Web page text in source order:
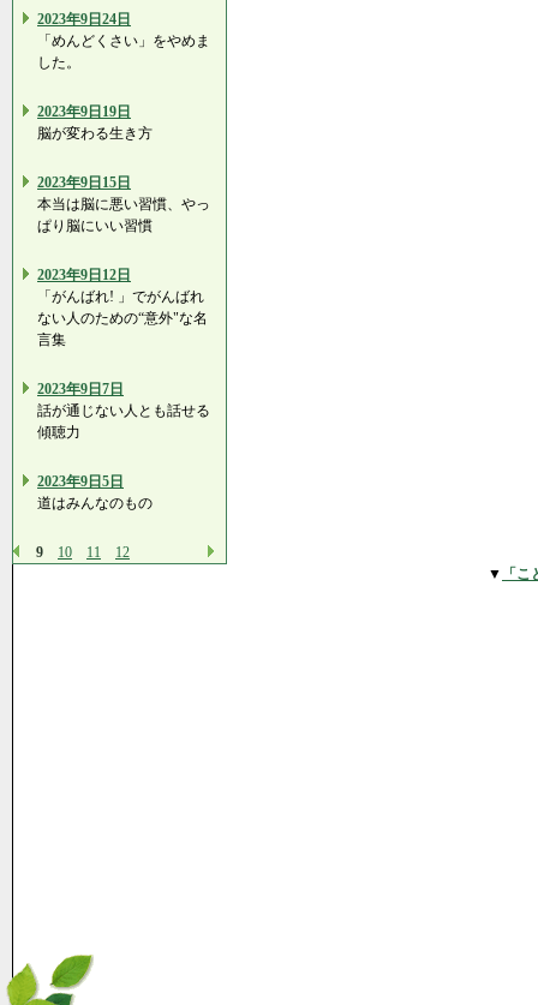
2023年9日24日
「めんどくさい」をやめま
した。
2023年9日19日
脳が変わる生き方
2023年9日15日
本当は脳に悪い習慣、やっ
ぱり脳にいい習慣
2023年9日12日
「がんばれ! 」でがんばれ
ない人のための“意外"な名
言集
2023年9日7日
話が通じない人とも話せる
傾聴力
2023年9日5日
道はみんなのもの
9 10 11 12
▼ 「